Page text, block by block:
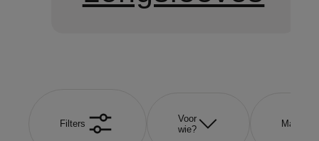
Filters
Voor
wie?
Maat